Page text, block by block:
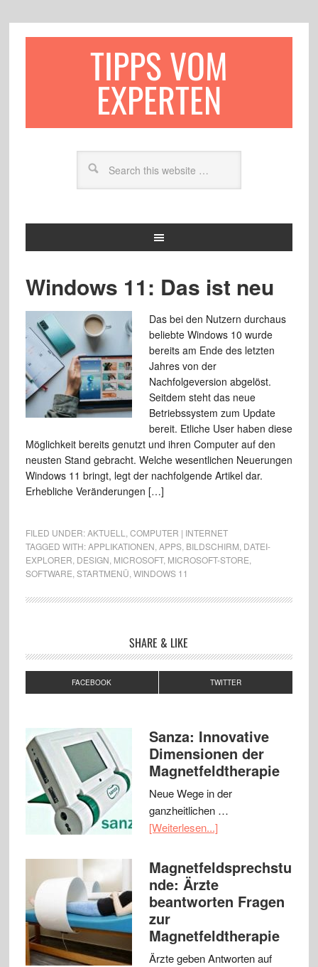
TIPPS VOM
EXPERTEN
Windows 11: Das ist neu
Das bei den Nutzern durchaus
beliebte Windows 10 wurde
bereits am Ende des letzten
Jahres von der
Nachfolgeversion abgelöst.
Seitdem steht das neue
Betriebssystem zum Update
bereit. Etliche User haben diese
Möglichkeit bereits genutzt und ihren Computer auf den
neusten Stand gebracht. Welche wesentlichen Neuerungen
Windows 11 bringt, legt der nachfolgende Artikel dar.
Erhebliche Veränderungen […]
FILED UNDER:AKTUELL
COMPUTER | INTERNET
TAGGED WITH:APPLIKATIONEN APPS, BILDSCHIRM DATEI-
EXPLORER DESIGN MICROSOFT, MICROSOFT-STORE
SOFTWARE STARTMENÜ WINDOWS 11
SHARE & LIKE
FACEBOOK TWITTER
Sanza: Innovative
Dimensionen der
Magnetfeldtherapie
Neue Wege in der
ganzheitlichen …
[Weiterlesen...]
Magnetfeldsprechstu
nde: Ärzte
beantworten Fragen
zur
Magnetfeldtherapie
Ärzte geben Antworten auf